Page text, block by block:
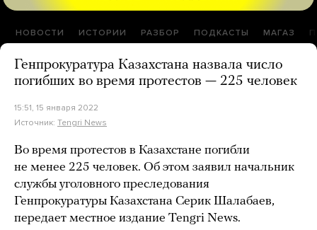
НОВОСТИ ИСТОРИИ РАЗБОР ПОДКАСТЫ МАГАЗ
Генпрокуратура Казахстана назвала число
погибших во время протестов — 225 человек
15:51, 15 января 2022
Источник: Tengri News
Во время протестов в Казахстане погибли
не менее 225 человек. Об этом заявил начальник
службы уголовного преследования
Генпрокуратуры Казахстана Серик Шалабаев,
передает местное издание Tengri News.